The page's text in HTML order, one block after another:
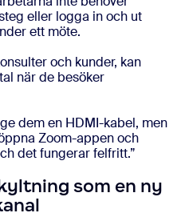
eller logga in och ut
ett möte.
och kunder, kan
när de besöker
dem en HDMI-kabel, men
Zoom-appen och
det fungerar felfritt.”
som en ny